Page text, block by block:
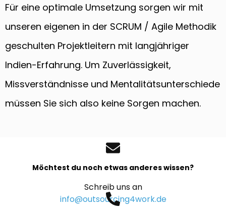
Für eine optimale Umsetzung sorgen wir mit
unseren eigenen in der SCRUM / Agile Methodik
geschulten Projektleitern mit langjähriger
Indien-Erfahrung. Um Zuverlässigkeit,
Missverständnisse und Mentalitätsunterschiede
müssen Sie sich also keine Sorgen machen.
Möchtest du noch etwas anderes wissen?
Schreib uns an
info@outsourcing4work.de